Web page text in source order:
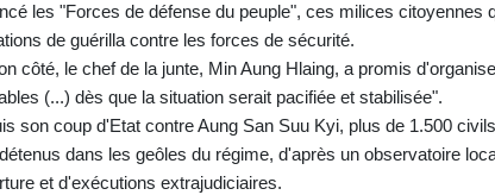
les "Forces de défense du peuple", ces milices citoyennes
de guérilla contre les forces de sécurité.
côté, le chef de la junte, Min Aung Hlaing, a promis
(...) dès que la situation serait pacifiée et stabilisée".
son coup d'Etat contre Aung San Suu Kyi, plus de 1.500
dans les geôles du régime, d'après un observatoire
et d'exécutions extrajudiciaires.